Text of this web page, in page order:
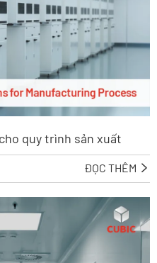
quy trình sản xuất
ĐỌC THÊM 